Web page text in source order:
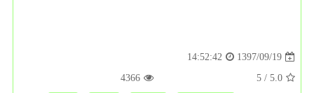
1397/09/19
14:52:42
5.0
/ 5
4366